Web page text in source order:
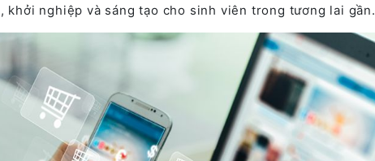
khởi nghiệp và sáng tạo cho sinh viên trong tương lai gần.